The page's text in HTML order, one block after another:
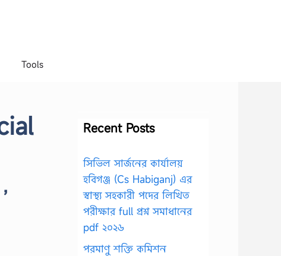
Tools
Recent Posts
সিভিল সার্জনের কার্যালয়
হবিগঞ্জ (Cs Habiganj) এর
স্বাস্থ্য সহকারী পদের লিখিত
পরীক্ষার full প্রশ্ন সমাধানের
pdf ২০২৬
পরমাণু শক্তি কমিশন